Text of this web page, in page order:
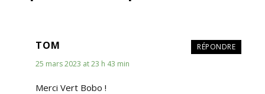
RÉPONDRE
TOM
25 mars 2023 at 23 h 43 min
Merci Vert Bobo !